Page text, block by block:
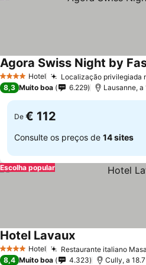
4 EstrelasHotel Localização privilegiada
Agora Swiss Night by
8,3 Muito boa 6.229 Lausanne, a
De € 112
Consulte os preços de 14 sites
Escolha popular
4 EstrelasHotel Restaurante italiano
Hotel Lavaux
8,4 Muito boa 4.323 Cully, a